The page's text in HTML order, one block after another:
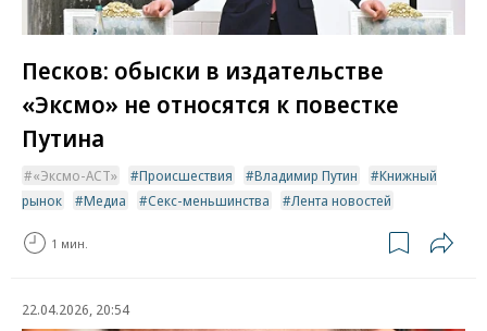
Песков: обыски в издательстве
«Эксмо» не относятся к повестке
Путина
«Эксмо-АСТ» Происшествия Владимир Путин
Книжный
рынок
Медиа Секс-меньшинства Лента новостей
1 мин.
22.04.2026, 20:54